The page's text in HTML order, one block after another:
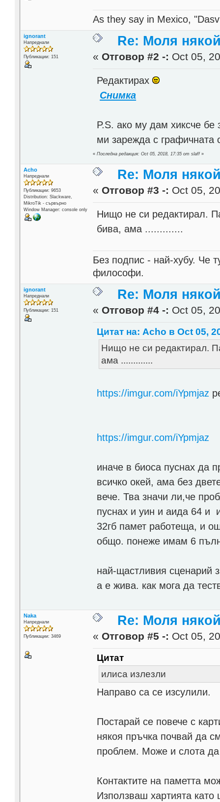
As they say in Mexico,
ignorant
Напреднали
Публикации: 151
Re: Моля
« Отговор #2 -: Oct 05,
Редактирах
Снимка
P.S. ако му дам хиксче бе
ми зарежда с графичната
«Последна редакция: Oct 05, 2018, 17:35 от slaff»
Acho
Напреднали
Публикации: 9653
Distribution: Slackware,
MikroTik - сървърно
Window Manager: console only
Re: Моля
« Отговор #3 -: Oct 05,
Нищо не си редактирал.
бива, ама .............
Без подпис - най-хубу. Че
философи.
ignorant
Напреднали
Публикации: 151
Re: Моля
« Отговор #4 -: Oct 05,
Цитат на: Acho в Oct 05,
Нищо не си редактирал.
ама .............
https://imgur.com/iYpmjaz
https://imgur.com/iYpmjaz
иначе в биоса пуснах да
всичко окей, ама без
вече. Тва значи ли,че
пуснах и уин и аида 64 и
32гб памет работеща, и
общо. понеже имам 6
най-щастливия сценарий
а е жива. как мога да
Naka
Напреднали
Публикации: 3469
Re: Моля
« Отговор #5 -: Oct 05,
Цитат
илиса излезли
Направо са се изсулили.
Постарай се повече с
някоя пръчка почвай да
проблем. Може и слота
Контактите на паметта
Използваш хартията като